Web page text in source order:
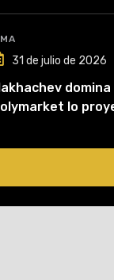
31 de julio de 2026
lo